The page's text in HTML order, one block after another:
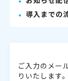
導入までの
ご入力のメー
りいたします。